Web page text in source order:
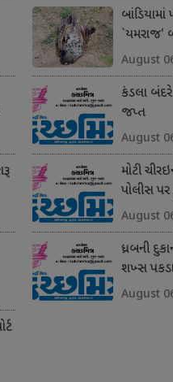
`યમરાજ'
August
કંડલા
જપ્ત
August
મોટી
પોલીસ
August
ધ્રબની
શખ્સ
August